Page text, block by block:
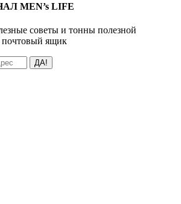
MEN’s LIFE
советы и тонны полезной
ящик
ДА!